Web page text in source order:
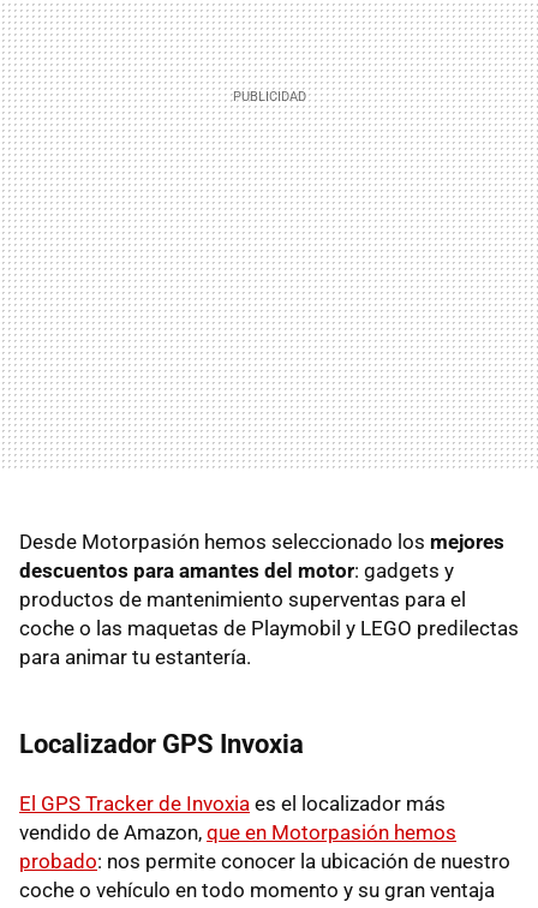
Desde Motorpasión hemos seleccionado los mejores
descuentos para amantes del motor: gadgets y
productos de mantenimiento superventas para el
coche o las maquetas de Playmobil y LEGO predilectas
para animar tu estantería.
Localizador GPS Invoxia
El GPS Tracker de Invoxia es el localizador más
vendido de Amazon, que en Motorpasión hemos
probado: nos permite conocer la ubicación de nuestro
coche o vehículo en todo momento y su gran ventaja